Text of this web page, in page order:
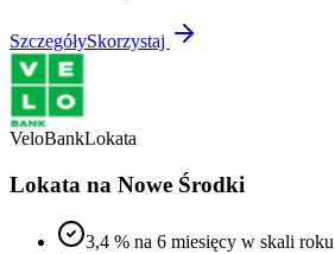
SzczegółySkorzystaj
VeloBankLokata
Lokata na Nowe Środki
3,4 % na 6 miesięcy w skali roku